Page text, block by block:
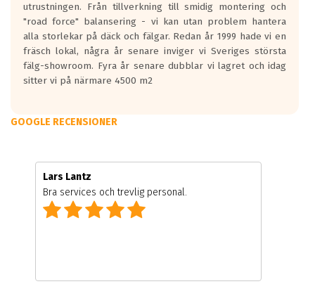
utrustningen. Från tillverkning till smidig montering och
"road force" balansering - vi kan utan problem hantera
alla storlekar på däck och fälgar. Redan år 1999 hade vi en
fräsch lokal, några år senare inviger vi Sveriges största
fälg-showroom. Fyra år senare dubblar vi lagret och idag
sitter vi på närmare 4500 m2
GOOGLE RECENSIONER
Lars Lantz
Bra services och trevlig personal.